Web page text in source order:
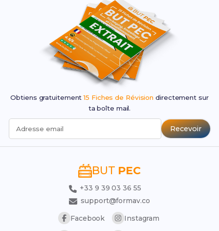
Obtiens gratuitement15 Fiches de Révision directement sur
ta boîte mail.
Adresse email Recevoir
BUT PEC
+33 9 39 03 36 55
support@formav.co
Facebook
Instagram